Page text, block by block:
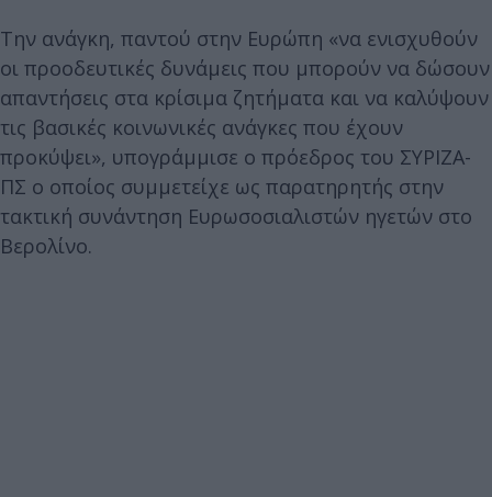
Την ανάγκη, παντού στην Ευρώπη «να ενισχυθούν
οι προοδευτικές δυνάμεις που μπορούν να δώσουν
απαντήσεις στα κρίσιμα ζητήματα και να καλύψουν
τις βασικές κοινωνικές ανάγκες που έχουν
προκύψει», υπογράμμισε ο πρόεδρος του ΣΥΡΙΖΑ-
ΠΣ ο οποίος συμμετείχε ως παρατηρητής στην
τακτική συνάντηση Ευρωσοσιαλιστών ηγετών στο
Βερολίνο.